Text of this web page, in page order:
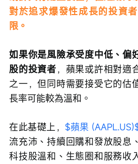
對於追求爆發性成長的投資
限。
如果你是風險承受度中低、偏
股的投資者，蘋果或許相對適
之一，但同時需要接受它的估
長率可能較為溫和。
在此基礎上， $蘋果
流充沛、持續回購和發放股息
科技股溫和、生態圈和服務收